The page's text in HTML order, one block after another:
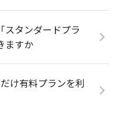
スタンダードプラ
ますか
け有料プランを利